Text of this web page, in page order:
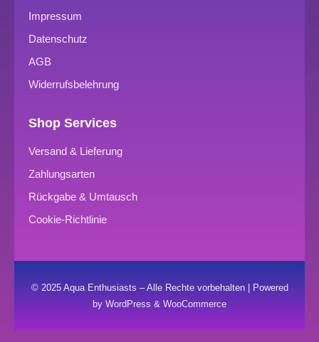
Impressum
Datenschutz
AGB
Widerrufsbelehrung
Shop Services
Versand & Lieferung
Zahlungsarten
Rückgabe & Umtausch
Cookie-Richtlinie
© 2025 Aqua Enthusiasts – Alle Rechte vorbehalten | Powered
by WordPress & WooCommerce